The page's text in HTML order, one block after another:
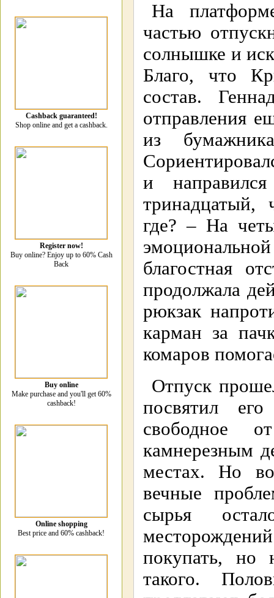
На
частью
солнышке и
Благо, что
состав.
отправления
из
и
тринадцатый,
где? – На
благостная
продолжала
рюкзак
карман за
комаров
Отпуск
посвятил
свободное
камнерезным
местах. Но
вечные
сырья
покупать, но
такого.
Cashback guaranteed!
Shop online and get a cashback.
Register now!
Buy online? Enjoy up to 60% Cash
Back
Buy online
Make purchase and you'll get 60%
cashback!
Online shopping
Best price and 60% cashback!